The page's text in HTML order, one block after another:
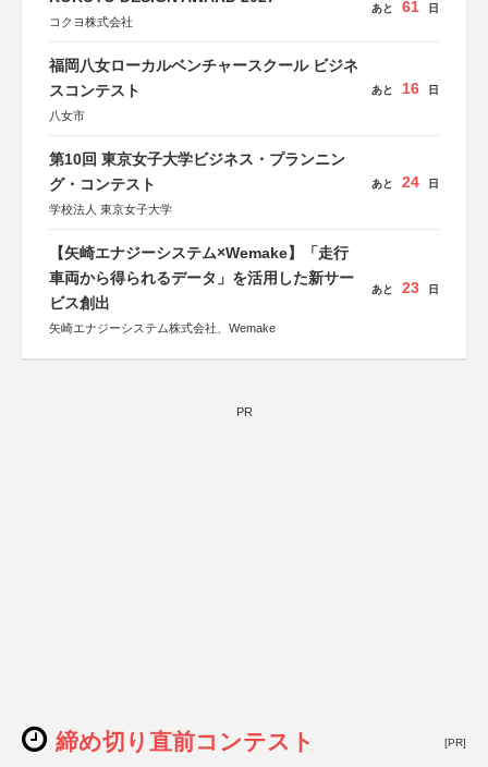
コクヨ株式会社
あと 61 日
福岡八女ローカルベンチャースクール ビジネ
スコンテスト
八女市
あと 16 日
第10回 東京女子大学ビジネス・プランニン
グ・コンテスト
学校法人 東京女子大学
あと 24 日
【矢崎エナジーシステム×Wemake】「走行
車両から得られるデータ」を活用した新サー
ビス創出
矢崎エナジーシステム株式会社、Wemake
あと 23 日
PR
締め切り直前コンテスト [PR]